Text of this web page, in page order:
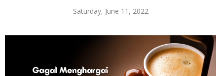
Saturday, June 11, 2022